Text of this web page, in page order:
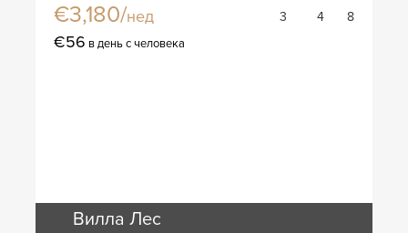
€3,180/нед 3 4 8
€56 в день с человека
Вилла Лес